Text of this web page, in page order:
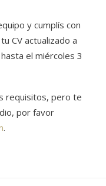
y cumplís con
CV actualizado a
hasta el miércoles 3
requisitos, pero te
por favor
.